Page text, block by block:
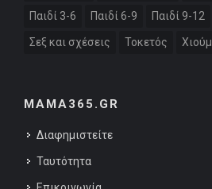
Παιδί 3-6 Παιδί 6-9 Παιδί 9-12
Σεξ και σχέσεις Τοκετός
MAMA365.GR
Διαφημιστείτε
Ταυτότητα